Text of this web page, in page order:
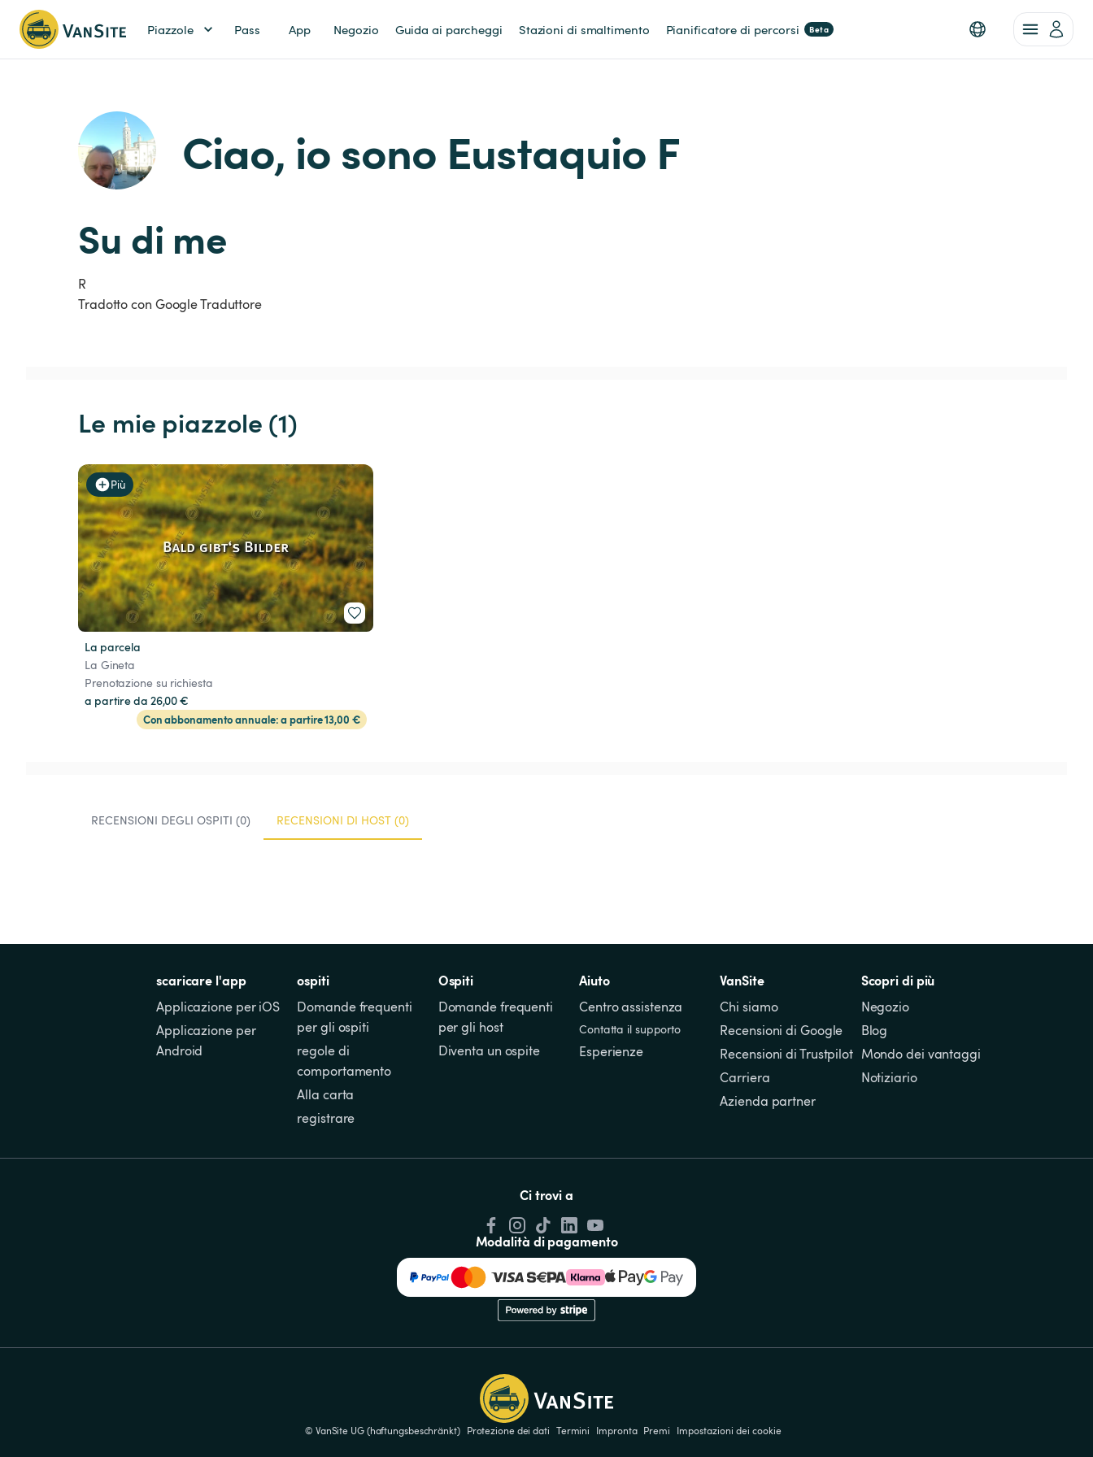
Piazzole Pass App Negozio Guida ai parcheggi Stazioni di smaltimento Pianificatore di percorsi Beta
Ciao, io sono Eustaquio F
Su di me
R
Tradotto con Google Traduttore
Le mie piazzole (1)
Più
La parcela
La Gineta
Prenotazione su richiesta
a partire da 26,00 €
Con abbonamento annuale: a partire 13,00 €
RECENSIONI DEGLI OSPITI (0) RECENSIONI DI HOST (0)
scaricare l'app
Applicazione per iOS
Applicazione per
Android
ospiti
Domande frequenti
per gli ospiti
regole di
comportamento
Alla carta
registrare
Ospiti
Domande frequenti
per gli host
Diventa un ospite
Aiuto
Centro assistenza
Contatta il supporto
Esperienze
VanSite
Chi siamo
Recensioni di Google
Recensioni di Trustpilot
Carriera
Azienda partner
Scopri di più
Negozio
Blog
Mondo dei vantaggi
Notiziario
Ci trovi a
Modalità di pagamento
© VanSite UG (haftungsbeschränkt) Protezione dei dati Termini Impronta Premi Impostazioni dei cookie